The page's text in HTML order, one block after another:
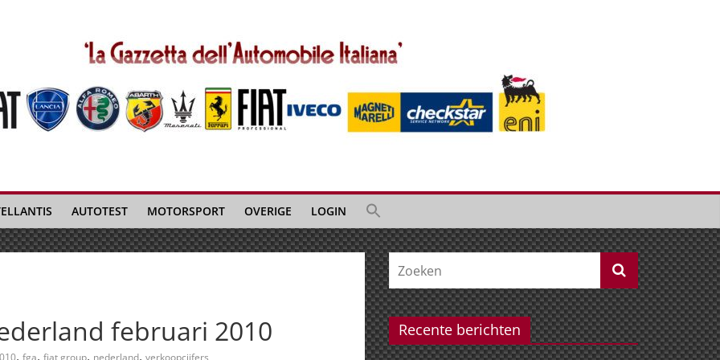
AUTOTEST MOTORSPORT OVERIGE LOGIN
februari 2010
, fga, fiat group, nederland, verkoopcijfers
Recente berichten